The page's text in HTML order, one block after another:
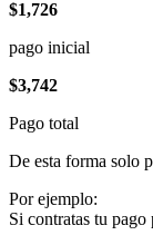
$1,726
pago inicial
$3,742
Pago total
De esta forma solo
Por ejemplo:
Si contratas tu